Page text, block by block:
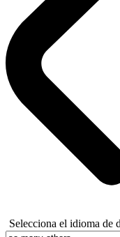
Selecciona el idioma de